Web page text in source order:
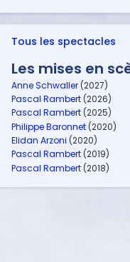
Tous les spectacles
Les mises en
Anne Schwaller (2027)
Pascal Rambert (2026)
Pascal Rambert (2025)
Philippe Baronnet (2020)
Elidan Arzoni (2020)
Pascal Rambert (2019)
Pascal Rambert (2018)